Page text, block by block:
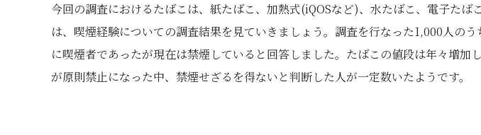
今回の調査におけるたばこは、紙たばこ、加熱式(iQOSなど)、水たばこ、電子たば
は、喫煙経験についての調査結果を見ていきましょう。調査を行なった1,000人の
に喫煙者であったが現在は禁煙していると回答しました。たばこの値段は年々増加
が原則禁止になった中、禁煙せざるを得ないと判断した人が一定数いたようです。